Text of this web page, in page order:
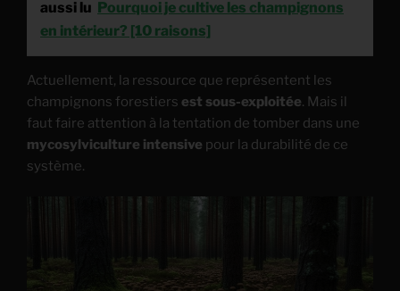
aussi lu Pourquoi je cultive les champignons
en intérieur? [10 raisons]
Actuellement, la ressource que représentent les
champignons forestiers est sous-exploitée. Mais il
faut faire attention à la tentation de tomber dans une
mycosylviculture intensive pour la durabilité de ce
système.